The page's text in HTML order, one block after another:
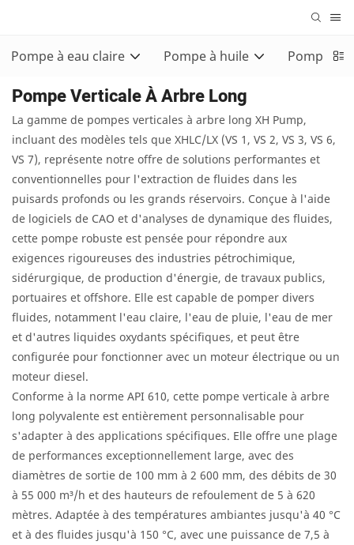
Pompe à eau claire Pompe à huile Pompe
Pompe Verticale À Arbre Long
La gamme de pompes verticales à arbre long XH Pump,
incluant des modèles tels que XHLC/LX (VS 1, VS 2, VS 3, VS 6,
VS 7), représente notre offre de solutions performantes et
conventionnelles pour l'extraction de fluides dans les
puisards profonds ou les grands réservoirs. Conçue à l'aide
de logiciels de CAO et d'analyses de dynamique des fluides,
cette pompe robuste est pensée pour répondre aux
exigences rigoureuses des industries pétrochimique,
sidérurgique, de production d'énergie, de travaux publics,
portuaires et offshore. Elle est capable de pomper divers
fluides, notamment l'eau claire, l'eau de pluie, l'eau de mer
et d'autres liquides oxydants spécifiques, et peut être
configurée pour fonctionner avec un moteur électrique ou un
moteur diesel.
Conforme à la norme API 610, cette pompe verticale à arbre
long polyvalente est entièrement personnalisable pour
s'adapter à des applications spécifiques. Elle offre une plage
de performances exceptionnellement large, avec des
diamètres de sortie de 100 mm à 2 600 mm, des débits de 30
à 55 000 m³/h et des hauteurs de refoulement de 5 à 620
mètres. Adaptée à des températures ambiantes jusqu'à 40 °C
et à des fluides jusqu'à 150 °C, avec une puissance de 7,5 à